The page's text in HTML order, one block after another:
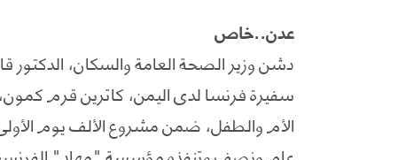
عدن..خاص
دشن وزير الصحة العامة والسكان،
سفيرة فرنسا لدى اليمن، كاترين قرم
الأم والطفل، ضمن مشروع الألف يوم